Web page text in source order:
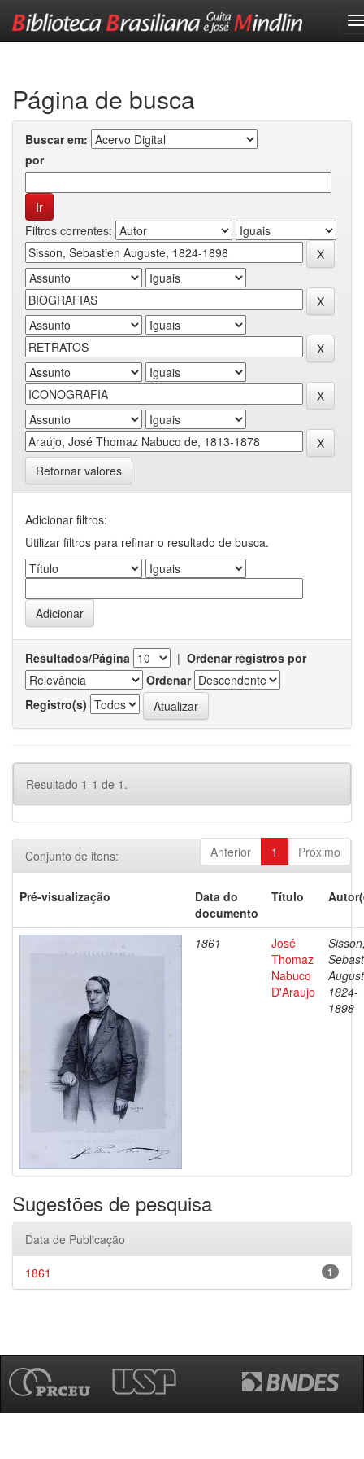
Página de busca
Buscar em:
por
Filtros correntes:
Retornar valores
Adicionar filtros:
Utilizar filtros para refinar o resultado de busca.
Resultados/Página | Ordenar registros por
Ordenar
Registro(s)
Resultado 1-1 de 1.
Anterior 1 Próximo
Conjunto de itens:
Pré-visualização
Data do
documento
Título
1861
José
Thomaz
Nabuco
D'Araujo
1824-
1898
Sugestões de pesquisa
Data de Publicação
1
1861